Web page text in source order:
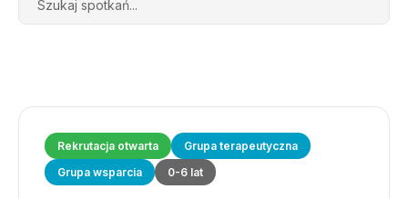
Rekrutacja otwarta
Grupa terapeutyczna
Grupa wsparcia
0-6 lat